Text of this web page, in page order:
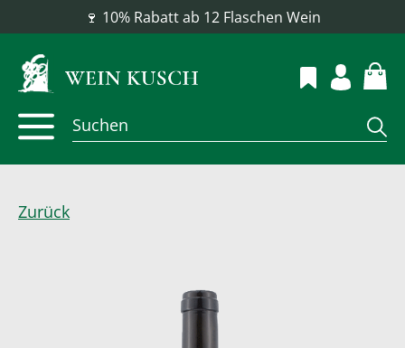
📦 Versandkostenfrei ab 100 €
Zurück